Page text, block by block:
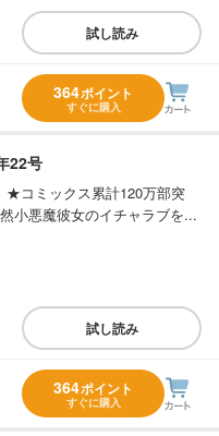
試し読み
364ポイント
すぐに購入
22号
★コミックス累計120万部突
小悪魔彼女のイチャラブを...
試し読み
364ポイント
すぐに購入